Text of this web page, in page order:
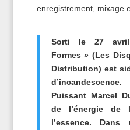
enregistrement, mixage
Sorti le 27 avril
Formes » (Les
Distribution) est
Puissant Marcel
de l’énergie
l’essence.